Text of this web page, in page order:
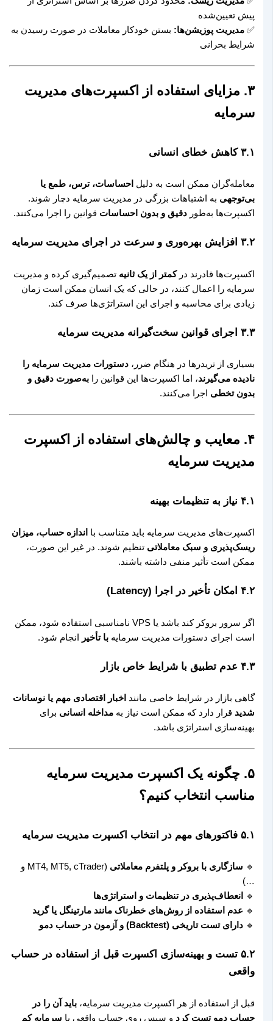
پیش تعیین‌شده
✅مدیریت پوزیشن‌ها:بستن خودکار معاملات در صورت رسیدن به
شرایط بحرانی
۳. مزایای استفاده از اکسپرت‌های مدیریت
سرمایه
۳.۱ کاهش خطای انسانی
معامله‌گران ممکن است به دلیلاحساسات، ترس، طمع یا
بی‌توجهیبه اشتباهات بزرگی در مدیریت سرمایه دچار شوند.
اکسپرت‌ها به‌طور دقیق و بدون احساساتقوانین را اجرا می‌کنند.
۳.۲ افزایش بهره‌وری و سرعت در اجرای مدیریت سرمایه
اکسپرت‌ها قادرند در کمتر از یک ثانیهتصمیم‌گیری کرده و مدیریت
سرمایه را اعمال کنند، در حالی که یک انسان ممکن است زمان
زیادی برای محاسبه و اجرای این استراتژی‌ها صرف کند.
۳.۳ اجرای قوانین سخت‌گیرانه مدیریت سرمایه
بسیاری از تریدرها در هنگام ضرر،دستورات مدیریت سرمایه را
نادیده می‌گیرند، اما اکسپرت‌ها این قوانین را
به‌صورت دقیق و
بدون تخطیاجرا می‌کنند.
۴. معایب و چالش‌های استفاده از اکسپرت
مدیریت سرمایه
۴.۱ نیاز به تنظیمات بهینه
اکسپرت‌های مدیریت سرمایه باید متناسب بااندازه حساب، میزان
ریسک‌پذیری و سبک معاملاتیتنظیم شوند. در غیر این صورت،
ممکن است تأثیر منفی داشته باشند.
۴.۲ امکان تأخیر در اجرا (Latency)
اگر سرور بروکر کند باشد یا VPS نامناسبی استفاده شود، ممکن
است اجرای دستورات مدیریت سرمایهبا تأخیرانجام شود.
۴.۳ عدم تطبیق با شرایط خاص بازار
گاهی بازار در شرایط خاصی ماننداخبار اقتصادی مهم یا نوسانات
شدیدقرار دارد که ممکن است نیاز بهمداخله انسانیبرای
بهینه‌سازی استراتژی باشد.
۵. چگونه یک اکسپرت مدیریت سرمایه
مناسب انتخاب کنیم؟
۵.۱ فاکتورهای مهم در انتخاب اکسپرت مدیریت سرمایه
🔹سازگاری با بروکر و پلتفرم معاملاتی
(MT4, MT5, cTrader و
…)
🔹انعطاف‌پذیری در تنظیمات و استراتژی‌ها
🔹عدم استفاده از روش‌های خطرناک مانند مارتینگل یا گرید
🔹دارای تست تاریخی (Backtest) و آزمون در حساب دمو
۵.۲ تست و بهینه‌سازی اکسپرت قبل از استفاده در حساب
واقعی
قبل از استفاده از هر اکسپرت مدیریت سرمایه،باید آن را در
حساب دمو تست کردو سپس روی حساب واقعی باسرمایه کم